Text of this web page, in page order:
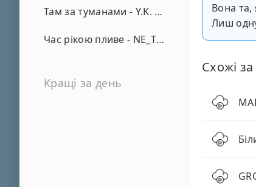
Там за туманами - Y.K. Music
Час рікою пливе - NE_TVOYA_MRIYA
Кращі за день
Вона
Лиш
Схожі